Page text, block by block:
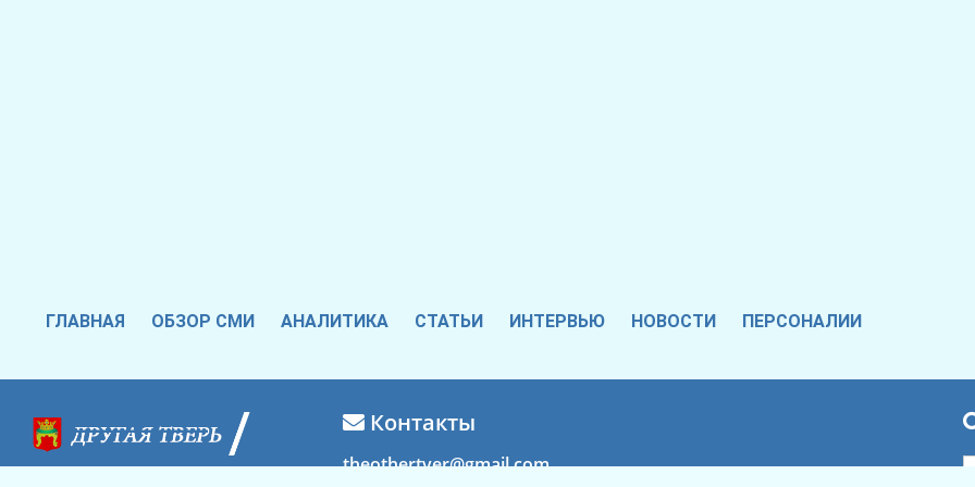
ГЛАВНАЯ ОБЗОР СМИ АНАЛИТИКА СТАТЬИ ИНТЕРВЬЮ НОВОСТИ ПЕРСОНАЛИИ
Контакты
theothertver@gmail.com